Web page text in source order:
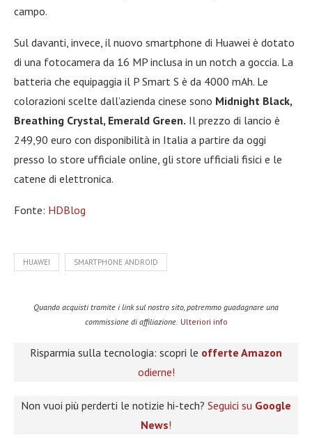
campo.
Sul davanti, invece, il nuovo smartphone di Huawei è dotato
di una fotocamera da 16 MP inclusa in un notch a goccia. La
batteria che equipaggia il P Smart S è da 4000 mAh. Le
colorazioni scelte dall’azienda cinese sono Midnight Black,
Breathing Crystal, Emerald Green. Il prezzo di lancio è
249,90 euro con disponibilità in Italia a partire da oggi
presso lo store ufficiale online, gli store ufficiali fisici e le
catene di elettronica.
Fonte: HDBlog
HUAWEI SMARTPHONE ANDROID
Quando acquisti tramite i link sul nostro sito, potremmo guadagnare una
commissione di affiliazione. Ulteriori info
Risparmia sulla tecnologia: scopri le offerte Amazon
odierne!
Non vuoi più perderti le notizie hi-tech? Seguici su Google
News!